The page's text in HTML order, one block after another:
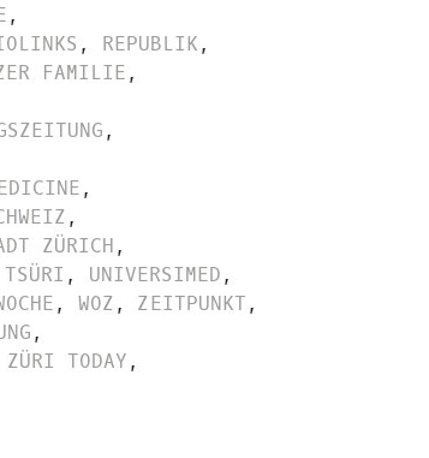
,
, REPUBLIK,
FAMILIE,
,
,
,
ZÜRICH,
TSÜRI , UNIVERSIMED,
, WOZ, ZEITPUNKT,
,
ZÜRI TODAY,